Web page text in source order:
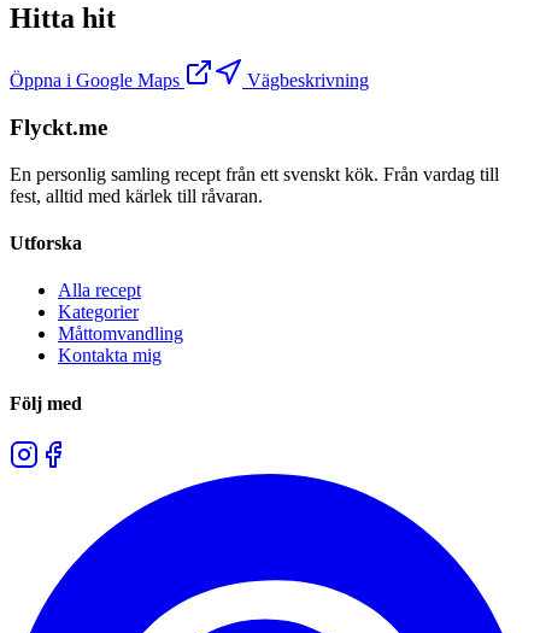
Hitta hit
Öppna i Google Maps Vägbeskrivning
Flyckt.me
En personlig samling recept från ett svenskt kök. Från vardag till
fest, alltid med kärlek till råvaran.
Utforska
Alla recept
Kategorier
Måttomvandling
Kontakta mig
Följ med